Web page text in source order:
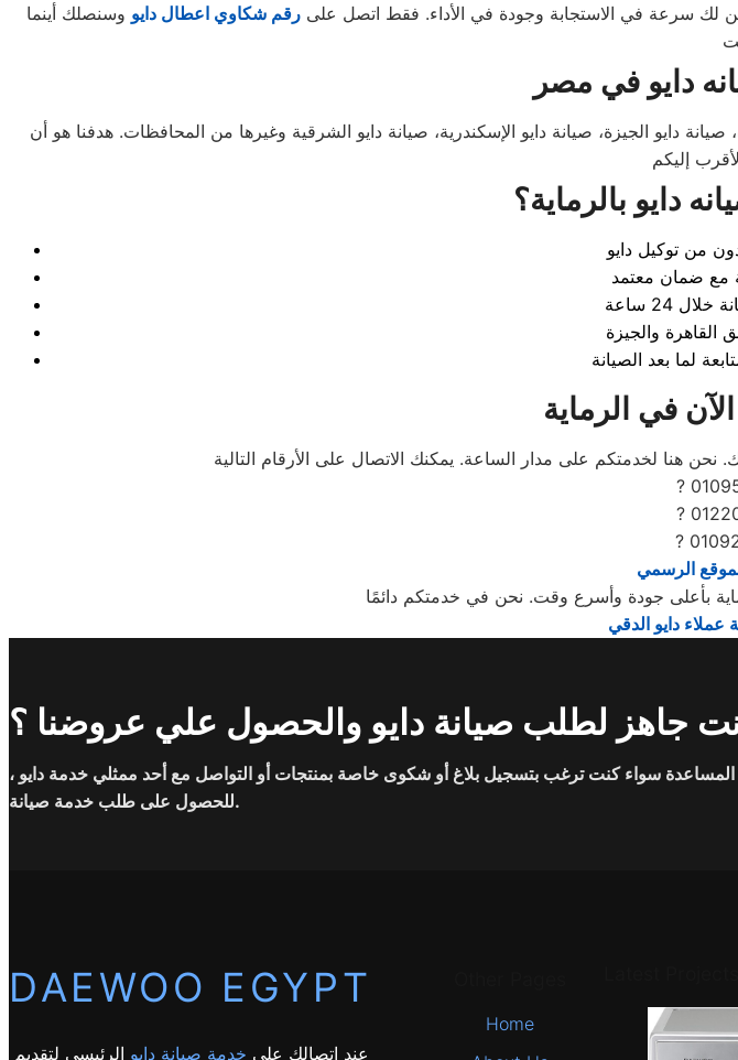
رقم شكاوي اعطال دايو وسنصلك أينما
دايو في مصر
دايو الجيزة، صيانة دايو الإسكندرية، صيانة دايو الشرقية وغيرها من المحافظات. هدفنا هو أن
دايو بالرماية؟
من توكيل دايو
مع ضمان معتمد
24 ساعة
القاهرة والجيزة
لما بعد الصيانة
في الرماية
?
?
?
الرسمي
عملاء دايو الدقي
جاهز لطلب صيانة دايو والحصول علي عروضنا ؟
المساعدة سواء كنت ترغب بتسجيل بلاغ أو شكوى خاصة بمنتجات أو التواصل مع أحد ممثلي خدمة دايو ،
للحصول على طلب خدمة صيانة.
DAEWOO EGYPT
عند اتصالك على خدمة صيانة دايو الرئيسي لتقديم
Home